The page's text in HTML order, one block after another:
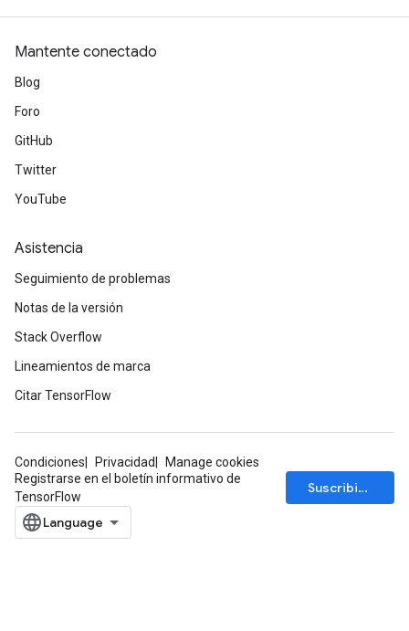
Mantente conectado
Blog
Foro
GitHub
Twitter
YouTube
Asistencia
Seguimiento de problemas
Notas de la versión
Stack Overflow
Lineamientos de marca
Citar TensorFlow
Condiciones Privacidad
Manage cookies
Registrarse en el boletín informativo de
TensorFlow
Suscribirse